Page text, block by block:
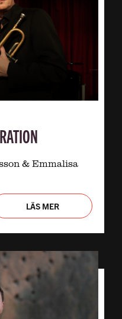
& Emmalisa
LÄS MER